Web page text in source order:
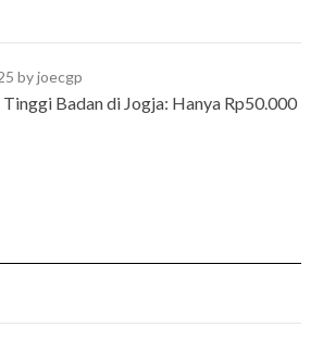
by joecgp
Badan di Jogja: Hanya Rp50.000